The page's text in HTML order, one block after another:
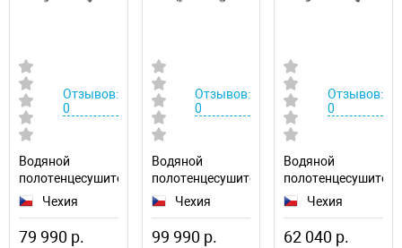
Отзывов:
0
Водяной
полотенцесушитель
Ravak Cube
X04000083670
Чехия
79 990 р.
Отзывов:
0
Водяной
полотенцесушитель
Ravak Elegance
X04000083677
Чехия
99 990 р.
Отзывов:
0
Водяной
полотенцесушитель
Ravak Cube
X04000083669
Чехия
62 040 р.